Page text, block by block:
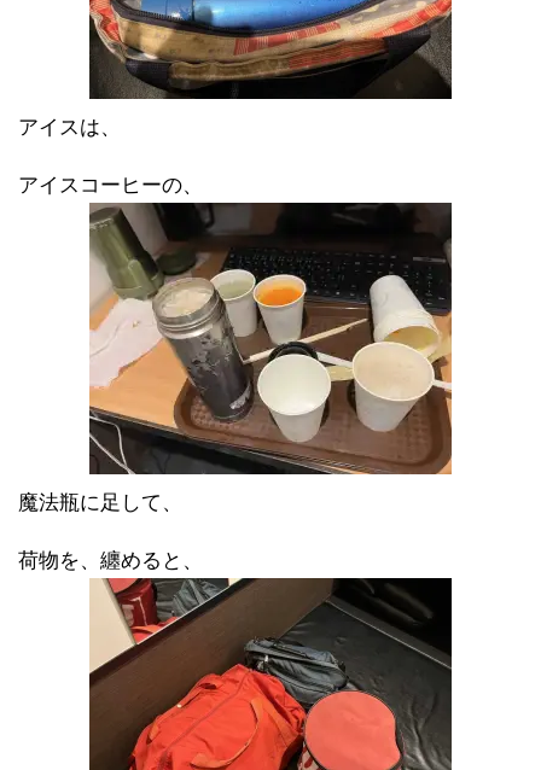
アイスは、
アイスコーヒーの、
魔法瓶に足して、
荷物を、纏めると、